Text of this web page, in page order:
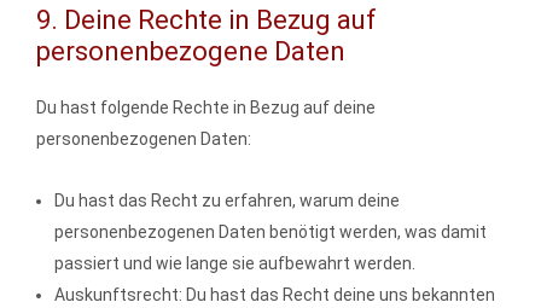
9. Deine Rechte in Bezug auf
personenbezogene Daten
Du hast folgende Rechte in Bezug auf deine
personenbezogenen Daten:
Du hast das Recht zu erfahren, warum deine
personenbezogenen Daten benötigt werden, was damit
passiert und wie lange sie aufbewahrt werden.
Auskunftsrecht: Du hast das Recht deine uns bekannten